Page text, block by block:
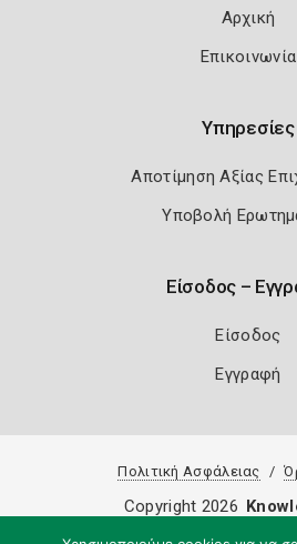
Αρχική
Επικοινωνία
Υπηρεσίες
Αποτίμηση Αξίας
Υποβολή
Είσοδος –
Είσοδος
Εγγραφή
Πολιτική Ασφάλειας
Copyright 2026